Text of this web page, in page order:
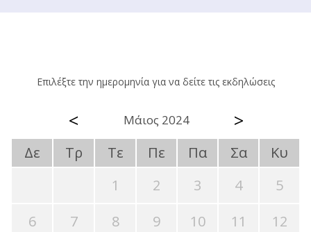
Επιλέξτε την ημερομηνία για να δείτε τις εκδηλώσεις
< Μάιος 2024 >
Δε Τρ Τε Πε Πα Σα
Κυ
1
2 3 4
5
6
7 8 9 10 11 12